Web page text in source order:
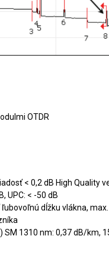
OTDR
< 0,2 dB High Quality
UPC: < -50 dB
dĺžku vlákna,
1310 nm: 0,37 dB/km,